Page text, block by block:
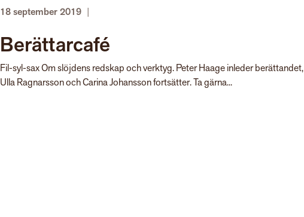
18 september 2019
Berättarcafé
Fil-syl-sax Om slöjdens redskap och verktyg. Peter Haage inleder berättandet,
Ulla Ragnarsson och Carina Johansson fortsätter. Ta gärna...